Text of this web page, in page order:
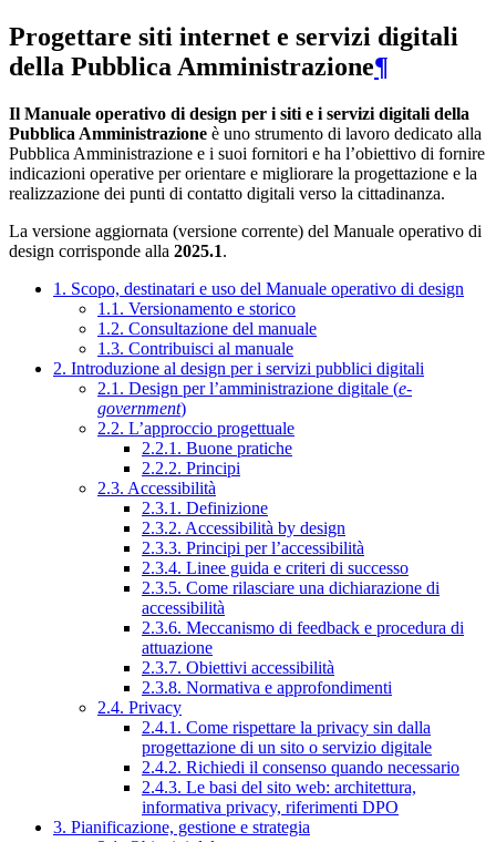
Progettare siti internet e servizi digitali
della Pubblica Amministrazione¶
Il Manuale operativo di design per i siti e i servizi digitali della
Pubblica Amministrazione è uno strumento di lavoro dedicato alla
Pubblica Amministrazione e i suoi fornitori e ha l’obiettivo di fornire
indicazioni operative per orientare e migliorare la progettazione e la
realizzazione dei punti di contatto digitali verso la cittadinanza.
La versione aggiornata (versione corrente) del Manuale operativo di
design corrisponde alla 2025.1.
1. Scopo, destinatari e uso del Manuale operativo di design
1.1. Versionamento e storico
1.2. Consultazione del manuale
1.3. Contribuisci al manuale
2. Introduzione al design per i servizi pubblici digitali
2.1. Design per l’amministrazione digitale (e-
government)
2.2. L’approccio progettuale
2.2.1. Buone pratiche
2.2.2. Principi
2.3. Accessibilità
2.3.1. Definizione
2.3.2. Accessibilità by design
2.3.3. Principi per l’accessibilità
2.3.4. Linee guida e criteri di successo
2.3.5. Come rilasciare una dichiarazione di
accessibilità
2.3.6. Meccanismo di feedback e procedura di
attuazione
2.3.7. Obiettivi accessibilità
2.3.8. Normativa e approfondimenti
2.4. Privacy
2.4.1. Come rispettare la privacy sin dalla
progettazione di un sito o servizio digitale
2.4.2. Richiedi il consenso quando necessario
2.4.3. Le basi del sito web: architettura,
informativa privacy, riferimenti DPO
3. Pianificazione, gestione e strategia